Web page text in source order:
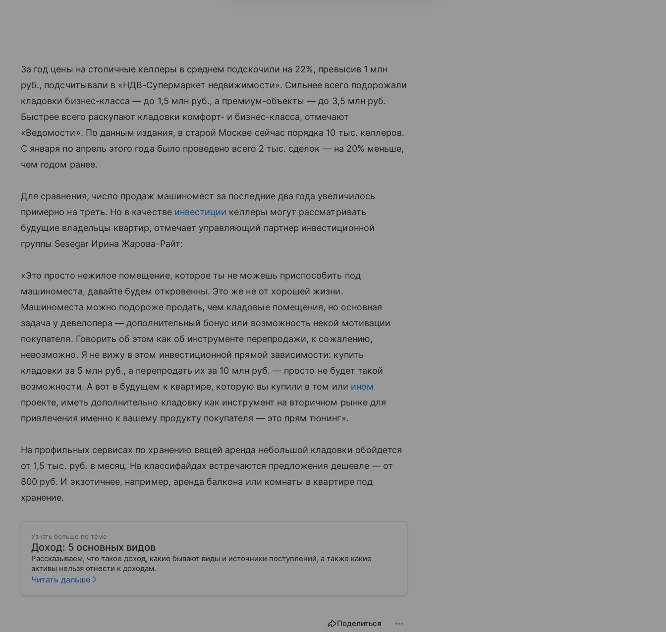
За год цены на столичные келлеры в среднем подскочили на 22%, превысив 1 млн
руб., подсчитывали в «НДВ-Супермаркет недвижимости». Сильнее всего подорожали
кладовки бизнес-класса — до 1,5 млн руб., а премиум-объекты — до 3,5 млн руб.
Быстрее всего раскупают кладовки комфорт- и бизнес-класса, отмечают
«Ведомости». По данным издания, в старой Москве сейчас порядка 10 тыс. келлеров.
С января по апрель этого года было проведено всего 2 тыс. сделок — на 20% меньше,
чем годом ранее.
Для сравнения, число продаж машиномест за последние два года увеличилось
примерно на треть. Но в качестве инвестиции келлеры могут рассматривать
будущие владельцы квартир, отмечает управляющий партнер инвестиционной
группы Sesegar Ирина Жарова-Райт:
«Это просто нежилое помещение, которое ты не можешь приспособить под
машиноместа, давайте будем откровенны. Это же не от хорошей жизни.
Машиноместа можно подороже продать, чем кладовые помещения, но основная
задача у девелопера — дополнительный бонус или возможность некой мотивации
покупателя. Говорить об этом как об инструменте перепродажи, к сожалению,
невозможно. Я не вижу в этом инвестиционной прямой зависимости: купить
кладовки за 5 млн руб., а перепродать их за 10 млн руб. — просто не будет такой
возможности. А вот в будущем к квартире, которую вы купили в том или ином
проекте, иметь дополнительно кладовку как инструмент на вторичном рынке для
привлечения именно к вашему продукту покупателя — это прям тюнинг».
На профильных сервисах по хранению вещей аренда небольшой кладовки обойдется
от 1,5 тыс. руб. в месяц. На классифайдах встречаются предложения дешевле — от
800 руб. И экзотичнее, например, аренда балкона или комнаты в квартире под
хранение.
Узнать больше по теме
Доход: 5 основных видов
Рассказываем, что такое доход, какие бывают виды и источники поступлений, а также какие
активы нельзя отнести к доходам.
Читать дальше
Поделиться